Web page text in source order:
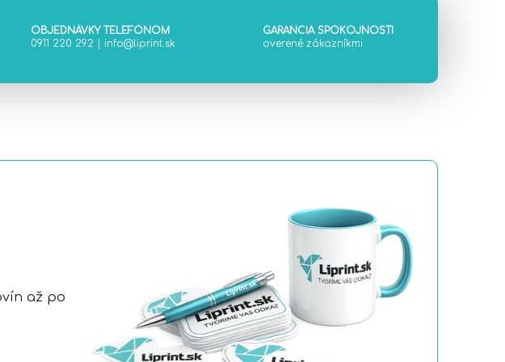
v
k
v
s
OBJEDNÁVKY TELEFÓNOM
0911 220 292 | info@liprint.sk
GARANCIA SPOKOJNOSTI
overené zákazníkmi
až po